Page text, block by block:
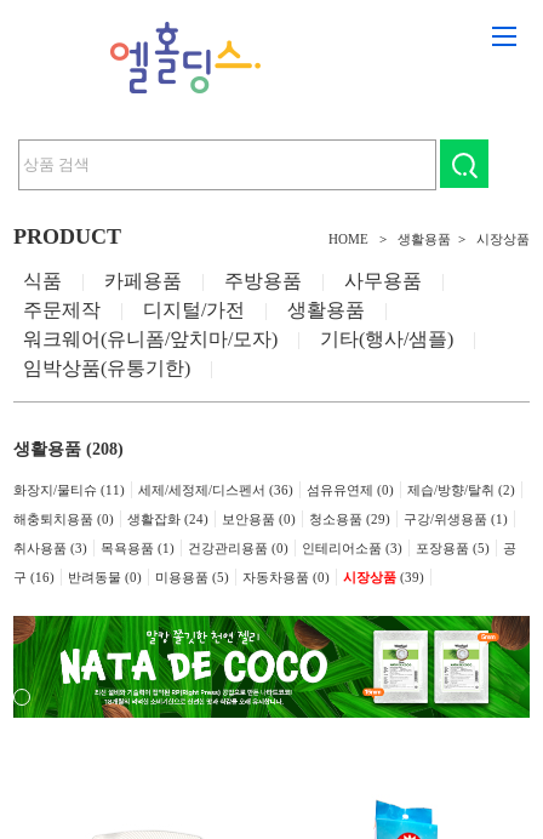
PRODUCT HOME> 생활용품 > 시장상품
식품 | 카페용품 | 주방용품 | 사무용품
|
주문제작
| 디지털/가전 | 생활용품
|
워크웨어(유니폼/앞치마/모자)
| 기타(행사/샘플)
|
임박상품(유통기한)
|
생활용품 (208)
화장지/물티슈 (11) | 세제/세정제/디스펜서 (36) | 섬유유연제 (0) | 제습/방향/탈취 (2) |
해충퇴치용품 (0) | 생활잡화 (24) | 보안용품 (0) | 청소용품 (29) | 구강/위생용품 (1) |
취사용품 (3) | 목욕용품 (1) | 건강관리용품 (0) | 인테리어소품 (3) | 포장용품 (5) | 공
구 (16) | 반려동물 (0) | 미용용품 (5) | 자동차용품 (0) | 시장상품 (39) |